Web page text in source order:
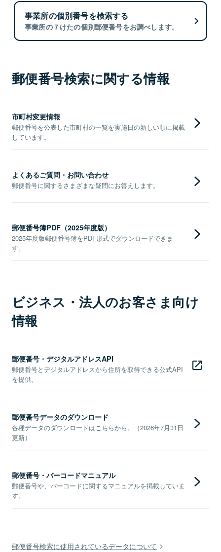
事業所の個別番号を検索する
事業所の７けたの個別郵便番号をお調べします。
郵便番号検索に関する情報
市町村変更情報
郵便番号を公表した市町村の一覧を実施日の新しい順に掲載
しています。
よくあるご質問・お問い合わせ
郵便番号に関するさまざまな疑問にお答えします。
郵便番号簿PDF（2025年度版）
2025年度版郵便番号簿をPDF形式でダウンロードできま
す。
ビジネス・法人のお客さま向け
情報
郵便番号・デジタルアドレスAPI
郵便番号とデジタルアドレスから住所を取得できる公式API
を提供。
郵便番号データのダウンロード
各種データのダウンロードはこちらから。（2026年7月31日
更新）
郵便番号・バーコードマニュアル
郵便番号や、バーコードに関するマニュアルを掲載していま
す。
郵便番号検索に使用されているデータについて